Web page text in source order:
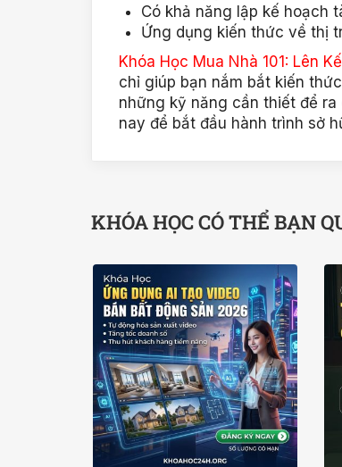
Có khả năng lập kế hoạch
Ứng dụng kiến thức về thị
Khóa Học Mua Nhà 101: Lên
chỉ giúp bạn nắm bắt kiến
những kỹ năng cần thiết để
nay để bắt đầu hành trình sở
KHÓA HỌC CÓ THỂ BẠN